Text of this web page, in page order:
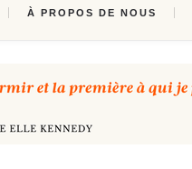
À PROPOS DE NOUS